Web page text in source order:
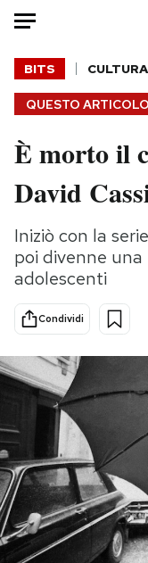
HOME
Italia
Politica
Tecnologia
Internet
Scienza
Cultura
Economia
Sport
PODCAST
NEWSLETTER
I MIEI PREFERITI
QUESTO
BITS CULTURA
È morto il
David
Iniziò con la
poi divenne
adolescenti
Condividi